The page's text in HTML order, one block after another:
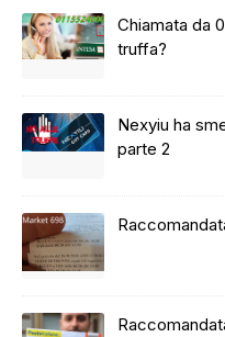
Chiamata da
truffa?
Nexyiu ha
parte 2